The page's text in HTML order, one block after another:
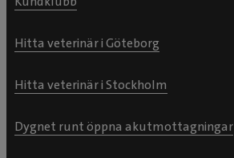
Hitta veterinär i Göteborg
Hitta veterinär i Stockholm
Dygnet runt öppna akutmottagningar